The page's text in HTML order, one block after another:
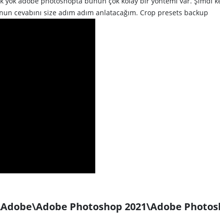
cevabını size adım adım anlatacağım. Crop presets backup
Photoshop 2021\Adobe